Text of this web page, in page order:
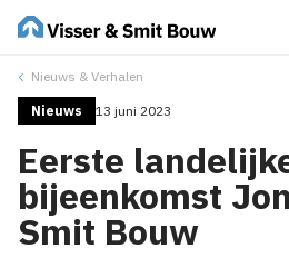
Nieuws & Verhalen
Nieuws 13 juni 2023
Eerste
bijeenkomst
Smit Bouw